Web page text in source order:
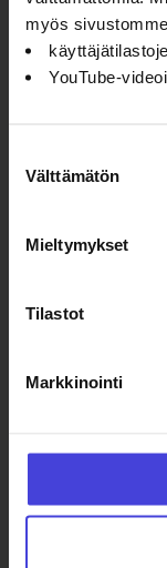
myös
YouTube-
valinta
Välttämätön
Mieltymykset
Tilastot
Markkinointi
Museolta
+35850